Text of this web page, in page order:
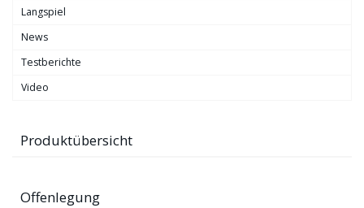
Langspiel
News
Testberichte
Video
Produktübersicht
Offenlegung